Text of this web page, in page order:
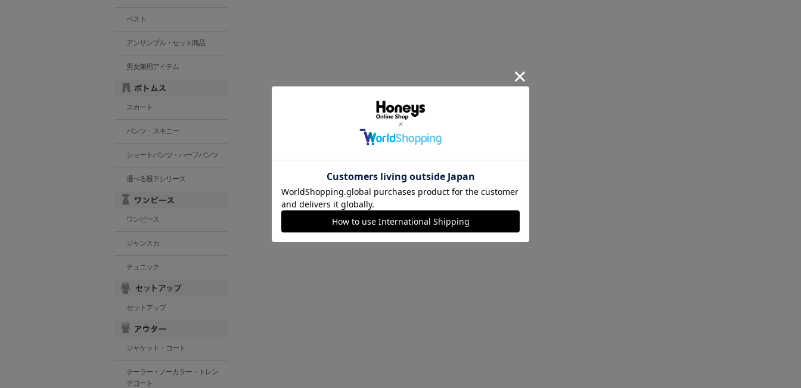
ベスト
アンサンブル・セット商品
男女兼用アイテム
スカート
パンツ・スキニー
ショートパンツ・ハーフパンツ
選べる股下シリーズ
ワンピース
ジャンスカ
チュニック
セットアップ
ジャケット・コート
テーラー・ノーカラー・トレン
チコート